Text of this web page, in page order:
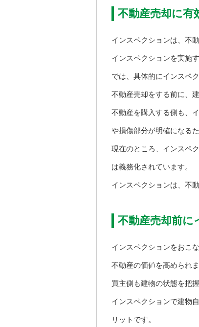
不動産売却に有
インスペクションは、不
インスペクションを実施
では、具体的にインスペ
不動産売却をする前に、
不動産を購入する側も、
や損傷部分が明確になる
現在のところ、インスペ
は義務化されています。
インスペクションは、不
不動産売却前に
インスペクションをおこ
不動産の価値を高められま
買主側も建物の状態を把
インスペクションで建物
リットです。